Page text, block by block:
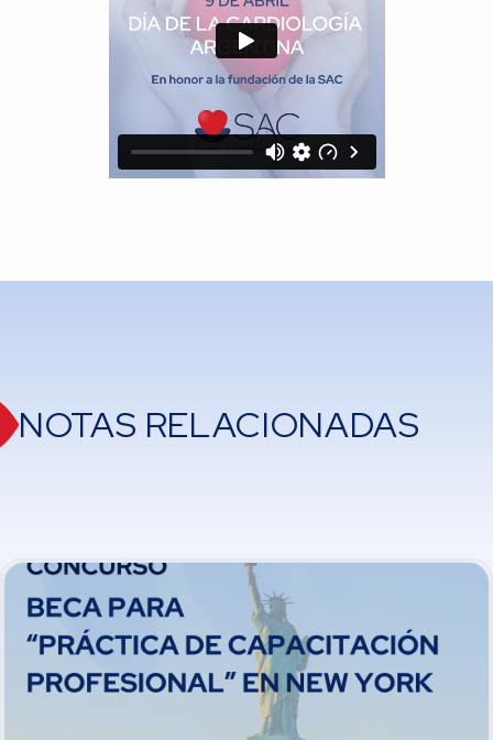
NOTAS RELACIONADAS